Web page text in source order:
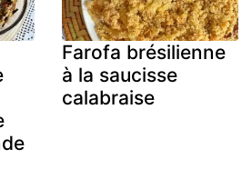
Farofa brésilienne
à la saucisse
calabraise